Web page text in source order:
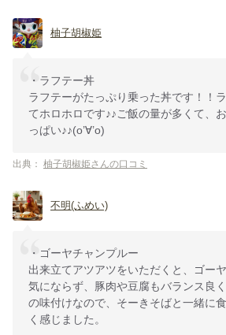
柚子胡椒姫
・ラフテー丼
ラフテーがたっぷり乗った丼です！！
てホロホロです♪♪ご飯の量が多くて、
っぱい♪♪(o’∀’o)
出典： 柚子胡椒姫さんの口コミ
不明(ふめい)
・ゴーヤチャンプルー
出来立てアツアツをいただくと、ゴー
気にならず、豚肉や豆腐もバランス良
の味付けなので、そーきそばと一緒に
く感じました。